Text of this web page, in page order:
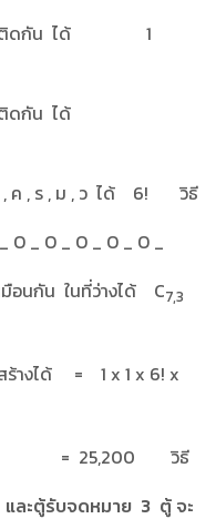
กัน ได้ 1
กัน ได้
, ม , ว ได้ 6! วิธี
_ O _ O _
ในที่ว่างได้ C7,3
= 1 x 1 x 6! x
วิธี
ละตู้รับจดหมาย 3 ตู้ จะ